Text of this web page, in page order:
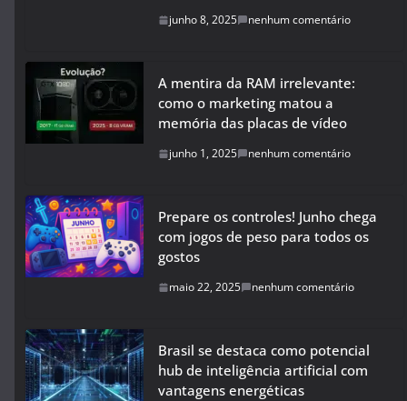
junho 8, 2025 nenhum comentário
A mentira da RAM irrelevante:
como o marketing matou a
memória das placas de vídeo
junho 1, 2025 nenhum comentário
Prepare os controles! Junho chega
com jogos de peso para todos os
gostos
maio 22, 2025 nenhum comentário
Brasil se destaca como potencial
hub de inteligência artificial com
vantagens energéticas